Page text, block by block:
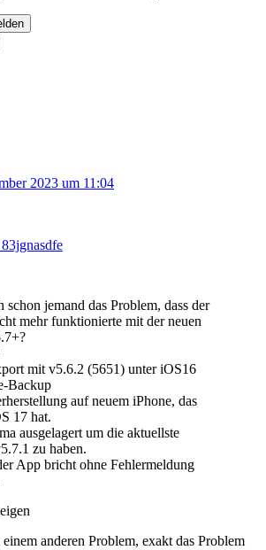
2023 um 11:04
schon jemand das Problem, dass der
mehr funktionierte mit der neuen
mit v5.6.2 (5651) unter iOS16
Backup
auf neuem iPhone, das
17 hat.
ausgelagert um die aktuellste
zu haben.
App bricht ohne Fehlermeldung
anderen Problem, exakt das Problem